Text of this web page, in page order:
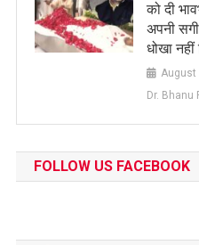
को दी
अपनी
धोखा नहीं
August
Dr. Bhanu
FOLLOW US FACEBOOK